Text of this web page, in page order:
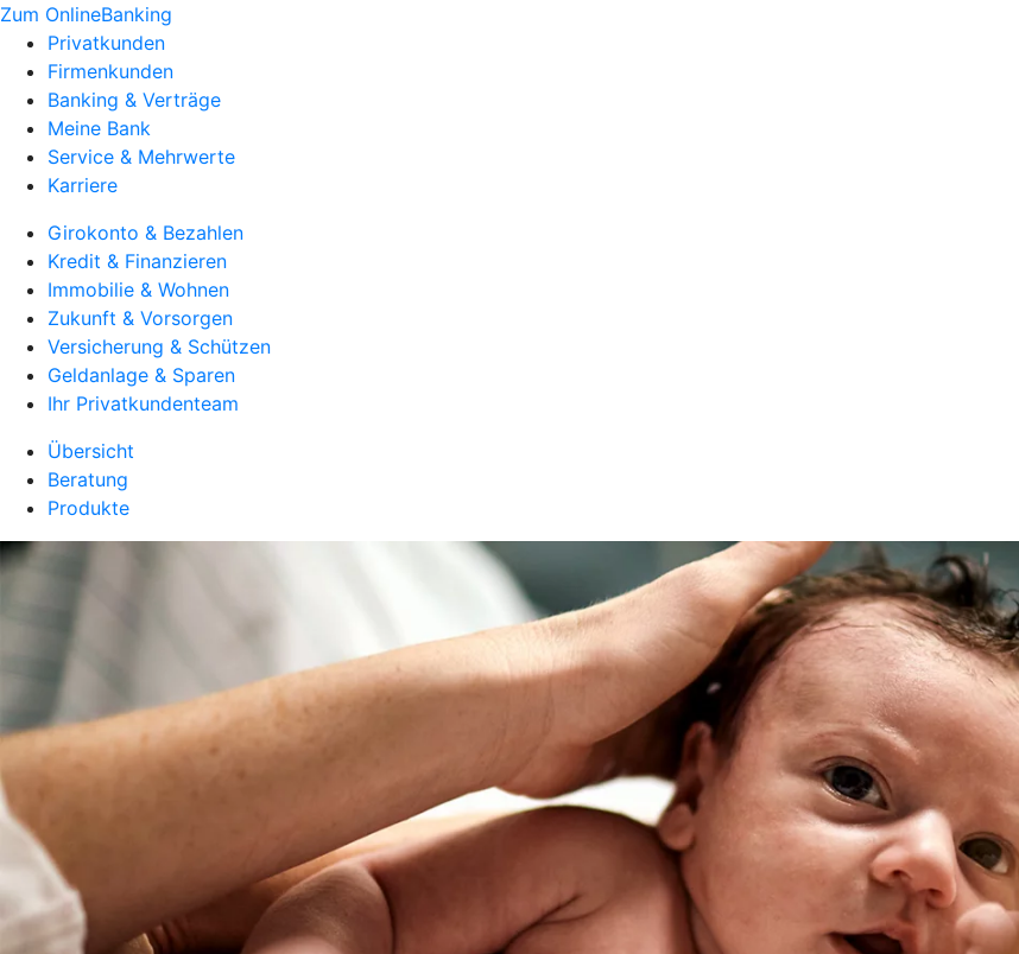
Zum OnlineBanking
Privatkunden
Firmenkunden
Banking & Verträge
Meine Bank
Service & Mehrwerte
Karriere
Girokonto & Bezahlen
Kredit & Finanzieren
Immobilie & Wohnen
Zukunft & Vorsorgen
Versicherung & Schützen
Geldanlage & Sparen
Ihr Privatkundenteam
Übersicht
Beratung
Produkte